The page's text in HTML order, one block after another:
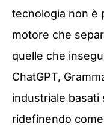
tecnologia non è
motore che
quelle che
ChatGPT,
industriale basati
ridefinendo